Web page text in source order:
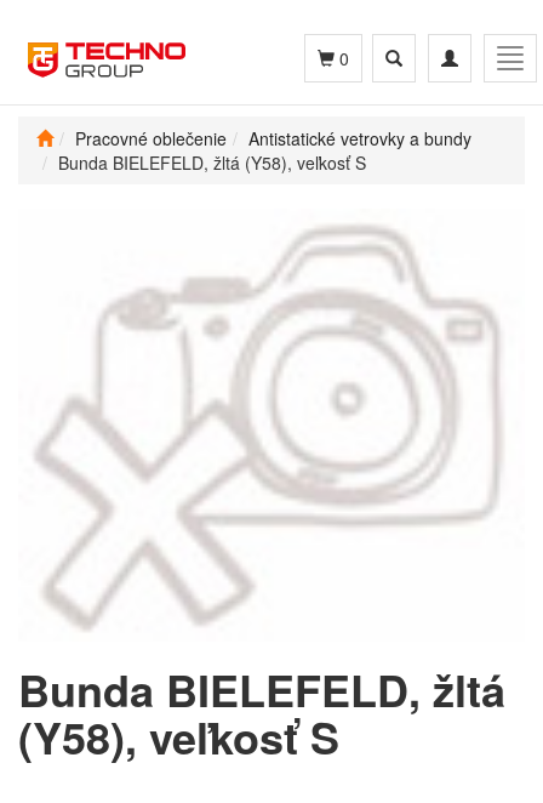
Toggle
navigation
Toggle
search
0
Pracovné oblečenie
Antistatické vetrovky a bundy
Bunda BIELEFELD, žltá (Y58), veľkosť S
Bunda BIELEFELD, žltá
(Y58), veľkosť S